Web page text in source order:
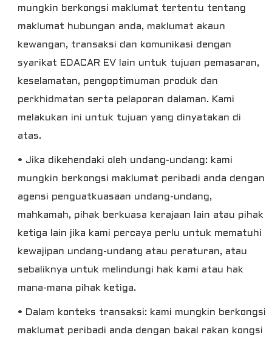
mungkin berkongsi maklumat tertentu tentang
maklumat hubungan anda, maklumat akaun
kewangan, transaksi dan komunikasi dengan
syarikat EDACAR EV lain untuk tujuan pemasaran,
keselamatan, pengoptimuman produk dan
perkhidmatan serta pelaporan dalaman. Kami
melakukan ini untuk tujuan yang dinyatakan di
atas.
• Jika dikehendaki oleh undang-undang: kami
mungkin berkongsi maklumat peribadi anda dengan
agensi penguatkuasaan undang-undang,
mahkamah, pihak berkuasa kerajaan lain atau pihak
ketiga lain jika kami percaya perlu untuk mematuhi
kewajipan undang-undang atau peraturan, atau
sebaliknya untuk melindungi hak kami atau hak
mana-mana pihak ketiga.
• Dalam konteks transaksi: kami mungkin berkongsi
maklumat peribadi anda dengan bakal rakan kongsi